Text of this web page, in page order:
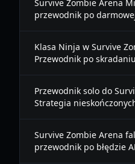
Survive Zombie Arena
przewodnik po
Klasa Ninja w Survive
Przewodnik po
Przewodnik solo do
Strategia
Survive Zombie Arena
przewodnik po błędzie